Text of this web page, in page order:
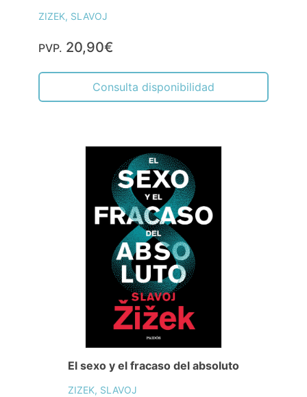
ZIZEK, SLAVOJ
PVP. 20,90€
Consulta disponibilidad
El sexo y el fracaso del absoluto
ZIZEK, SLAVOJ